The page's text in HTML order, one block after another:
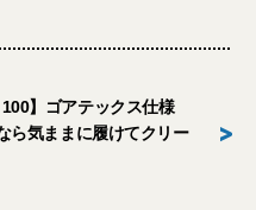
100】ゴアテックス仕様
ら気ままに履けてクリー
>